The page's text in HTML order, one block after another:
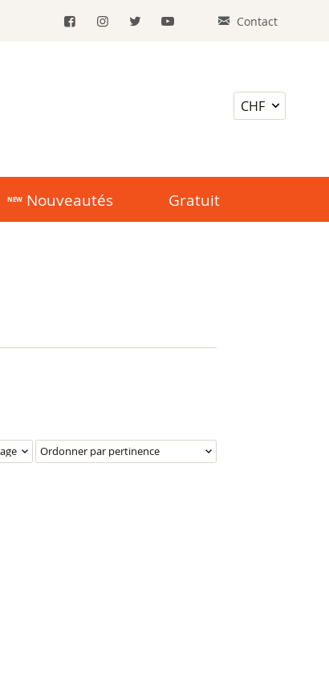
Contact
Nouveautés Gratuit